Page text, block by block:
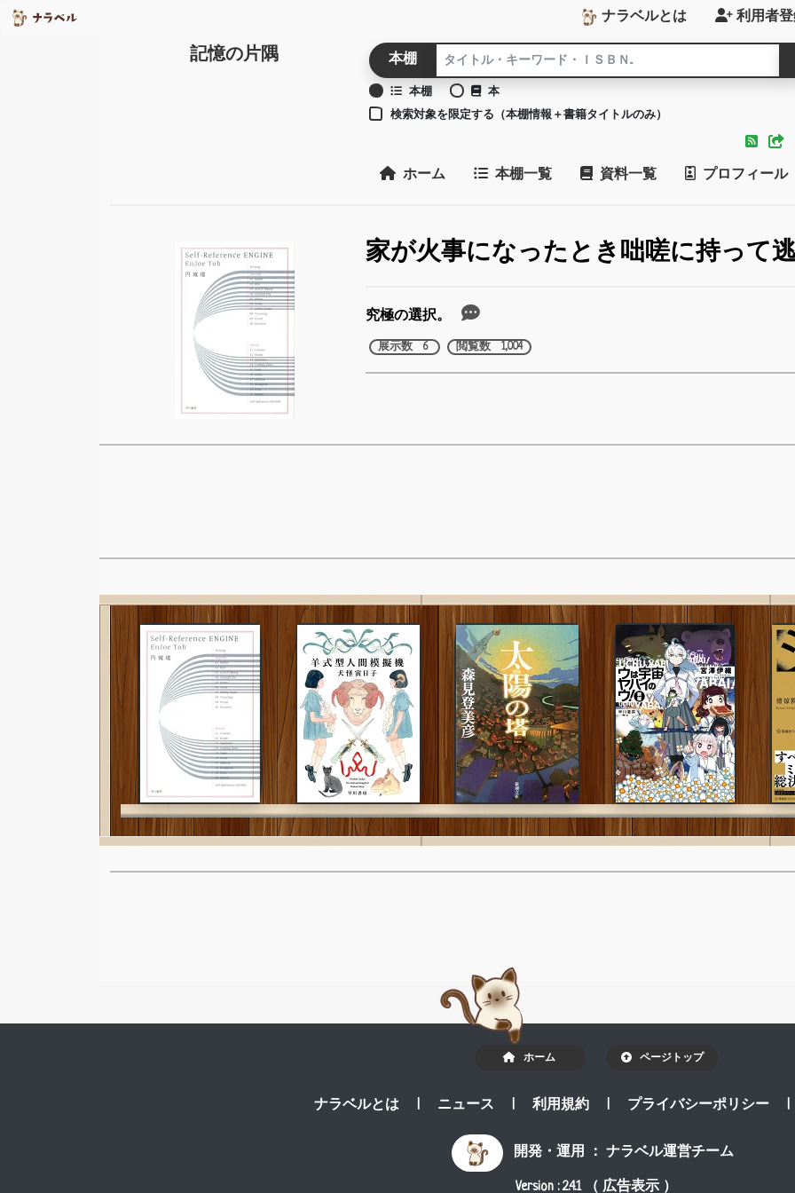
ナラベルとは 利用者
記憶の片隅 本棚
本棚
本
検索対象を限定する（本棚情報＋書籍タイトルのみ）
ホーム 本棚一覧 資料一覧 プロフィール
家が火事になったとき咄嗟に持って
究極の選択。
展示数 6 閲覧数 1,004
ホーム ページトップ
ナラベルとは | ニュース | 利用規約 | プライバシーポリシー
開発・運用 ：ナラベル運営チーム
Version : 2.4.1 （ 広告表示 ）